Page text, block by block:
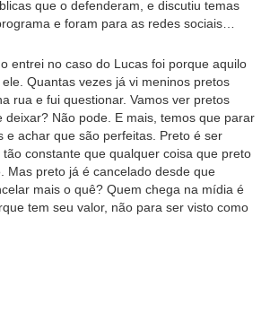
que o defenderam, e discutiu temas
e foram para as redes sociais…
entrei no caso do Lucas foi porque aquilo
Quantas vezes já vi meninos pretos
rua e fui questionar. Vamos ver pretos
deixar? Não pode. E mais, temos que parar
e achar que são perfeitas. Preto é ser
constante que qualquer coisa que preto
Mas preto já é cancelado desde que
mais o quê? Quem chega na mídia é
tem seu valor, não para ser visto como